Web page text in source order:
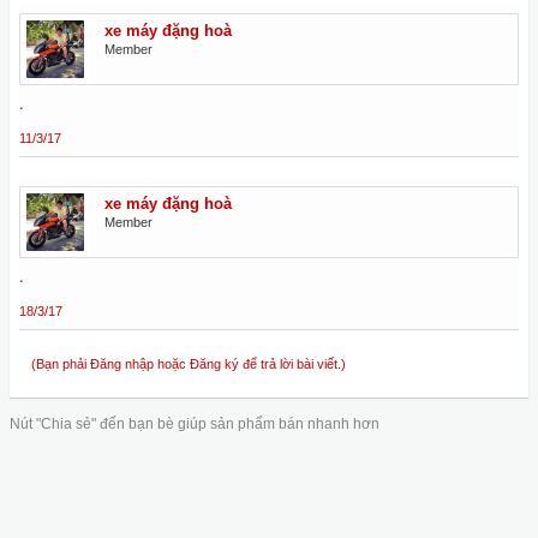
xe máy đặng hoà
Member
.
11/3/17
xe máy đặng hoà
Member
.
18/3/17
(Bạn phải Đăng nhập hoặc Đăng ký để trả lời bài viết.)
Nút "Chia sẻ" đến bạn bè giúp sản phẩm bán nhanh hơn